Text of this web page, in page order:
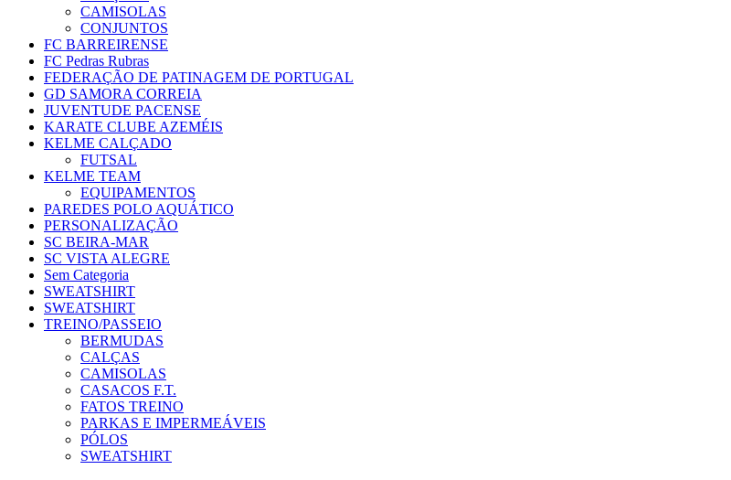
CAMISOLAS
CONJUNTOS
FC BARREIRENSE
FC Pedras Rubras
FEDERAÇÃO DE PATINAGEM DE PORTUGAL
GD SAMORA CORREIA
JUVENTUDE PACENSE
KARATE CLUBE AZEMÉIS
KELME CALÇADO
FUTSAL
KELME TEAM
EQUIPAMENTOS
PAREDES POLO AQUÁTICO
PERSONALIZAÇÃO
SC BEIRA-MAR
SC VISTA ALEGRE
Sem Categoria
SWEATSHIRT
SWEATSHIRT
TREINO/PASSEIO
BERMUDAS
CALÇAS
CAMISOLAS
CASACOS F.T.
FATOS TREINO
PARKAS E IMPERMEÁVEIS
PÓLOS
SWEATSHIRT